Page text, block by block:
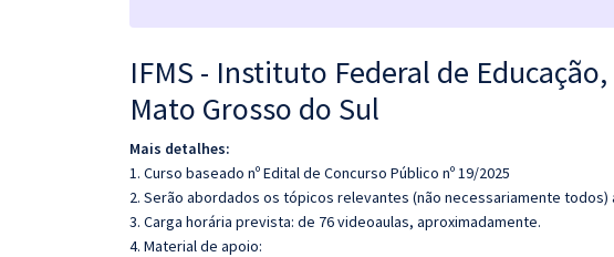
IFMS - Instituto Federal de
Mato Grosso do Sul
Mais detalhes:
1. Curso baseado nº Edital de Concurso Público nº 19/2025
2. Serão abordados os tópicos relevantes (não necessariamente
3. Carga horária prevista: de 76 videoaulas, aproximadamente.
4. Material de apoio: